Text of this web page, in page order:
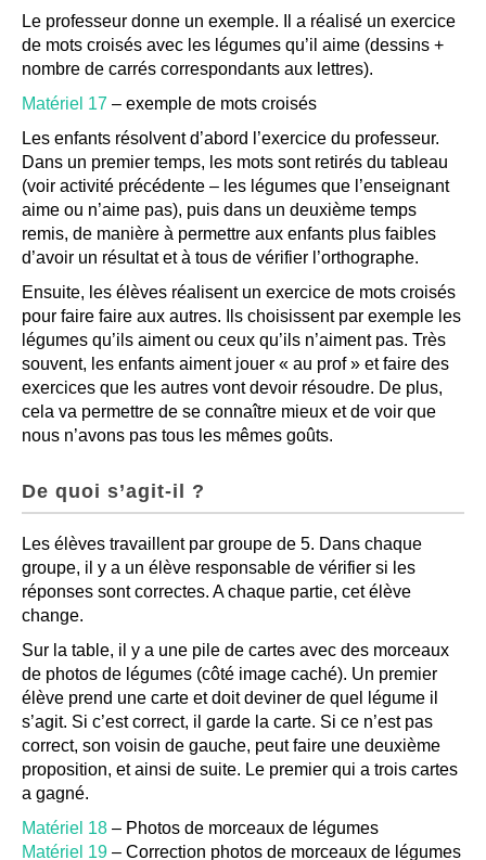
Le professeur donne un exemple. Il a réalisé un exercice
de mots croisés avec les légumes qu’il aime (dessins +
nombre de carrés correspondants aux lettres).
Matériel 17 – exemple de mots croisés
Les enfants résolvent d’abord l’exercice du professeur.
Dans un premier temps, les mots sont retirés du tableau
(voir activité précédente – les légumes que l’enseignant
aime ou n’aime pas), puis dans un deuxième temps
remis, de manière à permettre aux enfants plus faibles
d’avoir un résultat et à tous de vérifier l’orthographe.
Ensuite, les élèves réalisent un exercice de mots croisés
pour faire faire aux autres. Ils choisissent par exemple les
légumes qu’ils aiment ou ceux qu’ils n’aiment pas. Très
souvent, les enfants aiment jouer « au prof » et faire des
exercices que les autres vont devoir résoudre. De plus,
cela va permettre de se connaître mieux et de voir que
nous n’avons pas tous les mêmes goûts.
De quoi s’agit-il ?
Les élèves travaillent par groupe de 5. Dans chaque
groupe, il y a un élève responsable de vérifier si les
réponses sont correctes. A chaque partie, cet élève
change.
Sur la table, il y a une pile de cartes avec des morceaux
de photos de légumes (côté image caché). Un premier
élève prend une carte et doit deviner de quel légume il
s’agit. Si c’est correct, il garde la carte. Si ce n’est pas
correct, son voisin de gauche, peut faire une deuxième
proposition, et ainsi de suite. Le premier qui a trois cartes
a gagné.
Matériel 18 – Photos de morceaux de légumes
Matériel 19 – Correction photos de morceaux de légumes